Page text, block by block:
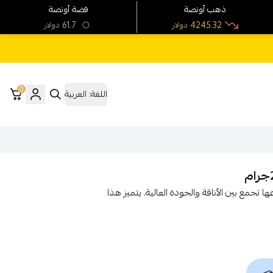
اللغة: العربية 0
فريدة من نوعها تجمع بين الأناقة والجودة العالية. يتميز هذا
فضة أونصة
دولار 61.7
ذهب أونصة
دولار 4245.32